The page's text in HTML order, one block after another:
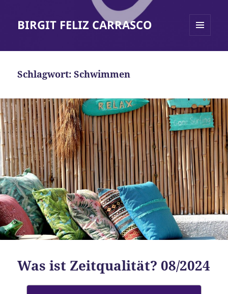
BIRGIT FELIZ CARRASCO
Schlagwort:Schwimmen
Was ist Zeitqualität? 08/2024